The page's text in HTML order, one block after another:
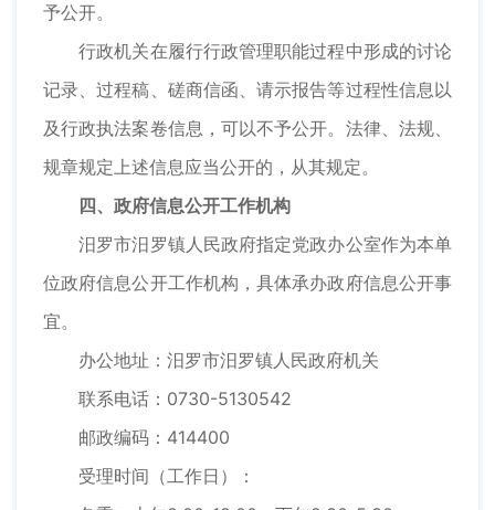
予公开。
行政机关在履行行政管理职能过程中形成的讨论
记录、过程稿、磋商信函、请示报告等过程性信息以
及行政执法案卷信息，可以不予公开。法律、法规、
规章规定上述信息应当公开的，从其规定。
四、政府信息公开工作机构
汨罗市汨罗镇人民政府指定党政办公室作为本单
位政府信息公开工作机构，具体承办政府信息公开事
宜。
办公地址：汨罗市汨罗镇人民政府机关
联系电话：0730-5130542
邮政编码：414400
受理时间（工作日）：